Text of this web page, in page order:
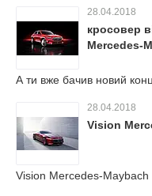
28.04.2018
кросовер
Mercedes-
А ти вже бачив новий
28.04.2018
Vision
Vision Mercedes-Maybach